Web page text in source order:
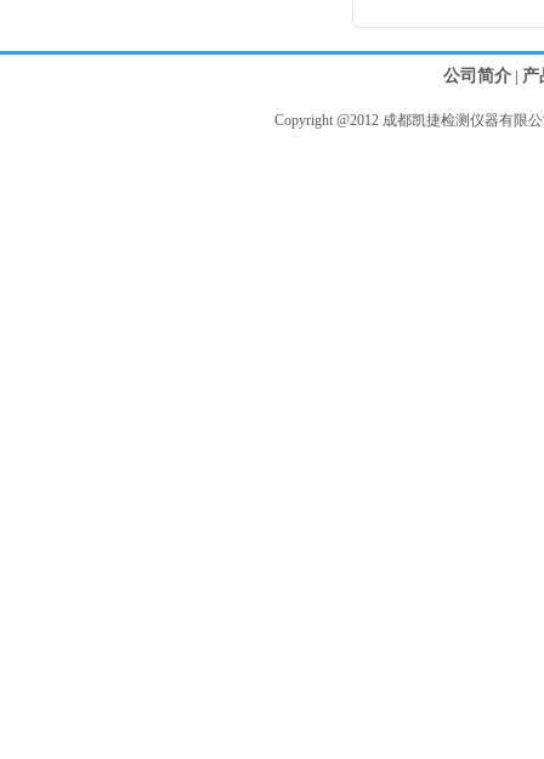
公司简介| 产
Copyright @2012 成都凯捷检测仪器有限